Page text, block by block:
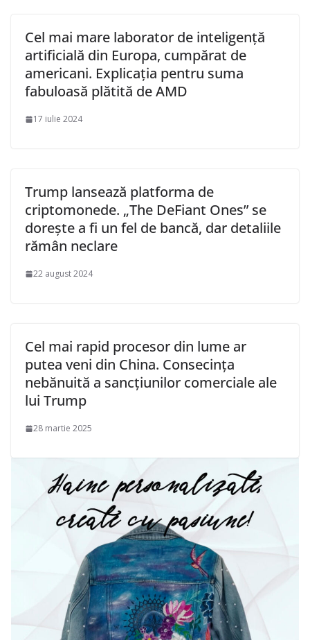
Cel mai mare laborator de inteligență
artificială din Europa, cumpărat de
americani. Explicația pentru suma
fabuloasă plătită de AMD
17 iulie 2024
Trump lansează platforma de
criptomonede. „The DeFiant Ones” se
dorește a fi un fel de bancă, dar detaliile
rămân neclare
22 august 2024
Cel mai rapid procesor din lume ar
putea veni din China. Consecința
nebănuită a sancțiunilor comerciale ale
lui Trump
28 martie 2025